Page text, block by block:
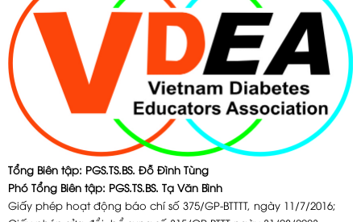
Tổng Biên tập: PGS.TS.BS. Đỗ Đình Tùng
Phó Tổng Biên tập: PGS.TS.BS. Tạ Văn Bình
Giấy phép hoạt động báo chí số 375/GP-BTTTT, ngày 11/7/2016;